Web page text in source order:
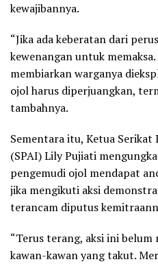
kewajibannya.
“Jika ada keberatan dari
kewenangan untuk
membiarkan warganya
ojol harus diperjuangkan,
tambahnya.
Sementara itu, Ketua
(SPAI) Lily Pujiati
pengemudi ojol mendapat
jika mengikuti aksi
terancam diputus
“Terus terang, aksi ini belum
kawan-kawan yang takut.